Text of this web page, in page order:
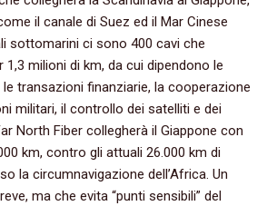
il canale di Suez ed il Mar Cinese
sottomarini ci sono 400 cavi che
milioni di km, da cui dipendono le
transazioni finanziarie, la cooperazione
militari, il controllo dei satelliti e dei
North Fiber collegherà il Giappone con
km, contro gli attuali 26.000 km di
la circumnavigazione dell’Africa. Un
ma che evita “punti sensibili” del